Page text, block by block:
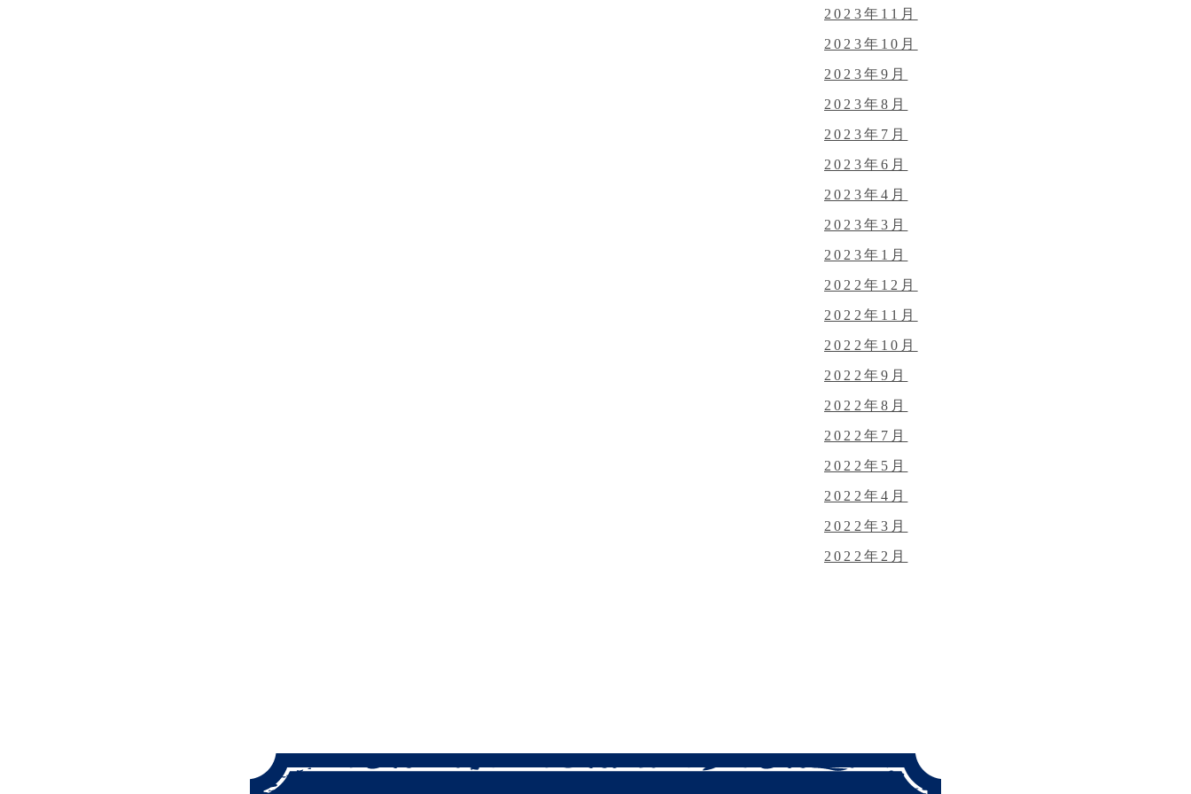
2023年11月
2023年10月
2023年9月
2023年8月
2023年7月
2023年6月
2023年4月
2023年3月
2023年1月
2022年12月
2022年11月
2022年10月
2022年9月
2022年8月
2022年7月
2022年5月
2022年4月
2022年3月
2022年2月